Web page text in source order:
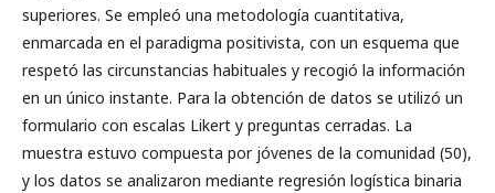
superiores. Se empleó una metodología cuantitativa,
enmarcada en el paradigma positivista, con un esquema que
respetó las circunstancias habituales y recogió la información
en un único instante. Para la obtención de datos se utilizó un
formulario con escalas Likert y preguntas cerradas. La
muestra estuvo compuesta por jóvenes de la comunidad (50),
y los datos se analizaron mediante regresión logística binaria